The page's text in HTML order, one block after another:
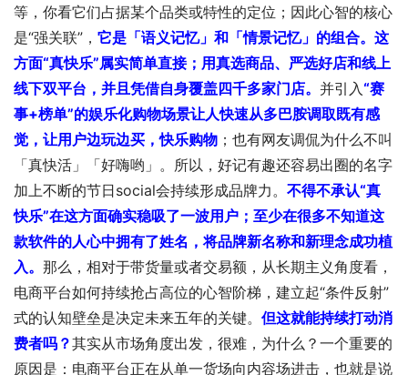
等，你看它们占据某个品类或特性的定位；因此心智的核心
是“强关联”， 它是「语义记忆」和「情景记忆」的组合。 这
方面“真快乐”属实简单直接；用真选商品、严选好店和线上
线下双平台，并且凭借自身覆盖四千多家门店。 并引入“赛
事+榜单”的娱乐化购物场景让人快速从多巴胺调取既有感
觉，让用户边玩边买，快乐购物 ；也有网友调侃为什么不叫
「真快活」「好嗨哟」。所以，好记有趣还容易出圈的名字
加上不断的节日social会持续形成品牌力。 不得不承认“真
快乐”在这方面确实稳吸了一波用户；至少在很多不知道这
款软件的人心中拥有了姓名，将品牌新名称和新理念成功植
入。 那么，相对于带货量或者交易额，从长期主义角度看，
电商平台如何持续抢占高位的心智阶梯，建立起“条件反射”
式的认知壁垒是决定未来五年的关键。 但这就能持续打动消
费者吗？其实从市场角度出发，很难，为什么？一个重要的
原因是：电商平台正在从单一货场向内容场进击，也就是说